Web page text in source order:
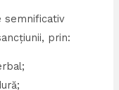
semnificativ
prin: